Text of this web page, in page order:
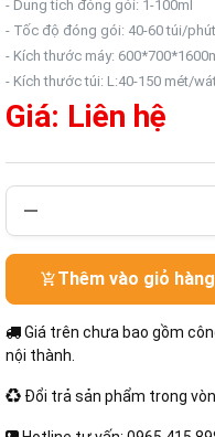
- Dung tích đóng gói: 1-100ml
- Tốc độ đóng gói: 40-60 túi/phút
- Kích thước máy:
- Kích thước túi: L:40-150 mét/
Giá: Liên hệ
Thêm vào giỏ hàng
Giá trên chưa bao gồm
nội thành.
Đổi trả sản phẩm trong